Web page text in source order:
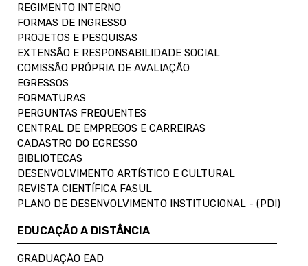
REGIMENTO INTERNO
FORMAS DE INGRESSO
PROJETOS E PESQUISAS
EXTENSÃO E RESPONSABILIDADE SOCIAL
COMISSÃO PRÓPRIA DE AVALIAÇÃO
EGRESSOS
FORMATURAS
PERGUNTAS FREQUENTES
CENTRAL DE EMPREGOS E CARREIRAS
CADASTRO DO EGRESSO
BIBLIOTECAS
DESENVOLVIMENTO ARTÍSTICO E CULTURAL
REVISTA CIENTÍFICA FASUL
PLANO DE DESENVOLVIMENTO INSTITUCIONAL - (PDI)
EDUCAÇÃO A DISTÂNCIA
GRADUAÇÃO EAD